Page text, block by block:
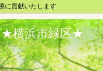
に貢献いたします
★横浜市緑区★